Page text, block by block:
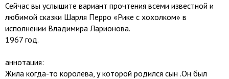
Сейчас вы услышите вариант прочтения всеми известной и
любимой сказки Шарля Перро «Рике с хохолком» в
исполнении Владимира Ларионова.
1967 год.
аннотация:
Жила когда-то королева, у которой родился сын .Он был